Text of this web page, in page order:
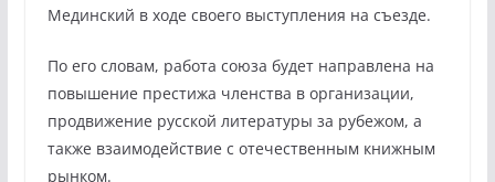
Мединский в ходе своего выступления на съезде.
По его словам, работа союза будет направлена на
повышение престижа членства в организации,
продвижение русской литературы за рубежом, а
также взаимодействие с отечественным книжным
рынком.